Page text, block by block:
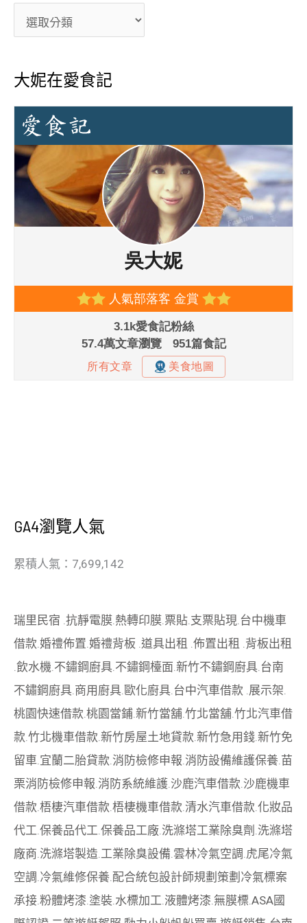
大妮在愛食記
GA4瀏覽人氣
累積人氣：7,699,142
瑞里民宿 .抗靜電膜.熱轉印膜.票貼.支票貼現.台中機車
借款.婚禮佈置.婚禮背板 .道具出租 .佈置出租 .背板出租
.飲水機.不鏽鋼廚具.不鏽鋼檯面.新竹不鏽鋼廚具.台南
不鏽鋼廚具.商用廚具.歐化廚具.台中汽車借款 .展示架.
桃園快速借款.桃園當鋪.新竹當舖.竹北當舖.竹北汽車借
款.竹北機車借款.新竹房屋土地貸款.新竹急用錢.新竹免
留車.宜蘭二胎貸款.消防檢修申報.消防設備維護保養.苗
栗消防檢修申報.消防系統維護.沙鹿汽車借款.沙鹿機車
借款.梧棲汽車借款.梧棲機車借款.清水汽車借款.化妝品
代工.保養品代工.保養品工廠.洗滌塔工業除臭劑 .洗滌塔
廠商.洗滌塔製造.工業除臭設備.雲林冷氣空調.虎尾冷氣
空調.冷氣維修保養.配合統包設計師規劃策劃 冷氣標案
承接.粉體烤漆.塗裝.水標加工.液體烤漆.無膜標.ASA國